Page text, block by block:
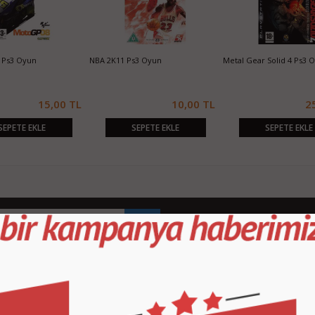
Fifa 14 Ps3 Oyun Fifa 13 Ps3 Oyun
İletişim